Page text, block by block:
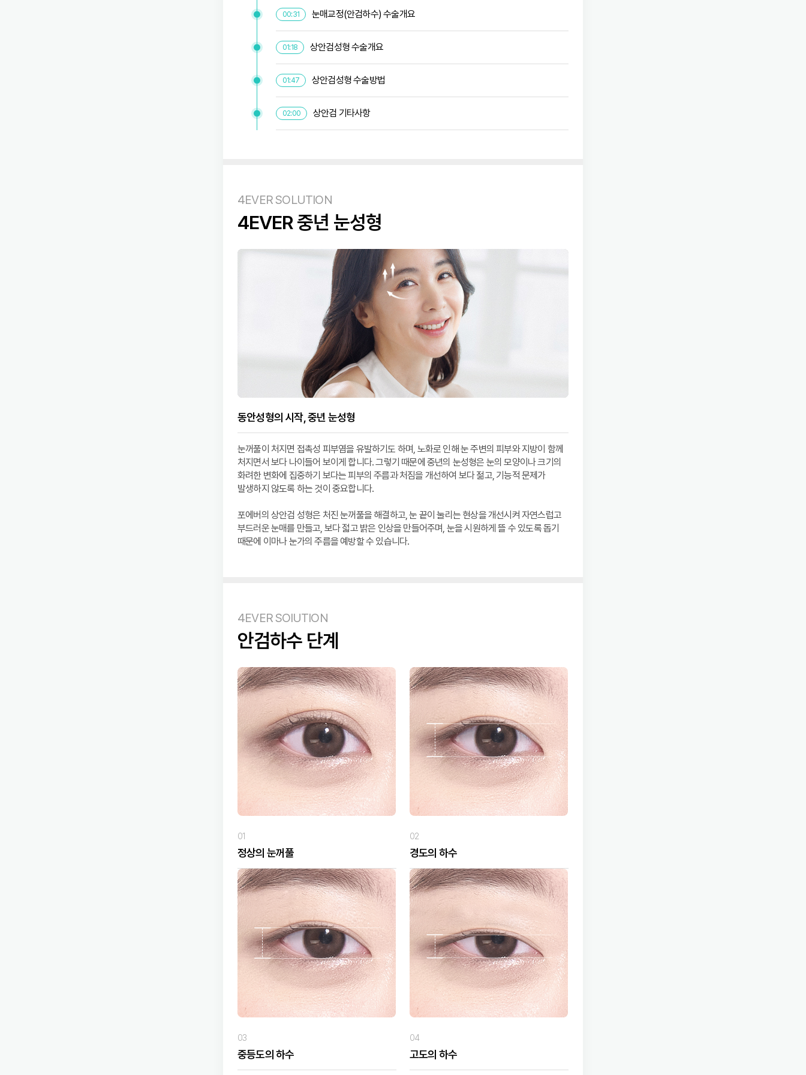
00:31 눈매교정(안검하수) 수술개요
01:18 상안검성형 수술개요
01:47 상안검성형 수술방법
02:00 상안검 기타사항
4EVER SOLUTION
4EVER 중년 눈성형
동안성형의 시작, 중년 눈성형
눈꺼풀이 처지면 접촉성 피부염을 유발하기도 하며, 노화로 인해 눈 주변의 피부와 지방이 함께
처지면서 보다 나이들어 보이게 합니다. 그렇기 때문에 중년의 눈성형은 눈의 모양이나 크기의
화려한 변화에 집중하기 보다는 피부의 주름과 처짐을 개선하여 보다 젊고, 기능적 문제가
발생하지 않도록 하는 것이 중요합니다.
포에버의 상안검 성형은 처진 눈꺼풀을 해결하고, 눈 끝이 눌리는 현상을 개선시켜 자연스럽고
부드러운 눈매를 만들고, 보다 젋고 밝은 인상을 만들어주며, 눈을 시원하게 뜰 수 있도록 돕기
때문에 이마나 눈가의 주름을 예방할 수 있습니다.
4EVER SOlUTION
안검하수 단계
01
정상의 눈꺼풀
02
경도의 하수
03
중등도의 하수
04
고도의 하수